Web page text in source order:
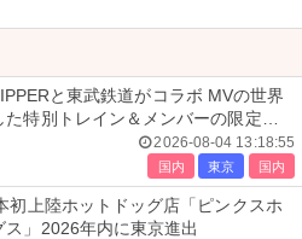
と東武鉄道がコラボ MVの世界
特別トレイン＆メンバーの限定ア
2026-08-04 13:18:55
国内 東京 国内
初上陸ホットドッグ店「ピンクスホ
ス」2026年内に東京進出